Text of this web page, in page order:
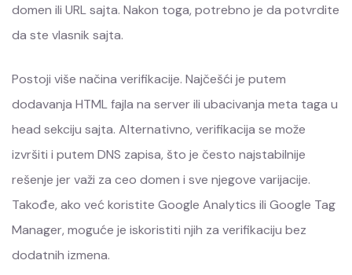
domen ili URL sajta. Nakon toga, potrebno je da potvrdite
da ste vlasnik sajta.
Postoji više načina verifikacije. Najčešći je putem
dodavanja HTML fajla na server ili ubacivanja meta taga u
head sekciju sajta. Alternativno, verifikacija se može
izvršiti i putem DNS zapisa, što je često najstabilnije
rešenje jer važi za ceo domen i sve njegove varijacije.
Takođe, ako već koristite Google Analytics ili Google Tag
Manager, moguće je iskoristiti njih za verifikaciju bez
dodatnih izmena.